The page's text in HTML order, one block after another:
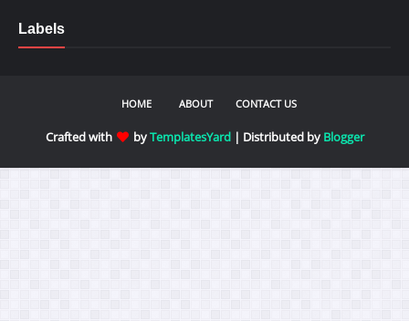
Labels
HOME ABOUT CONTACT US
Crafted with byTemplatesYard| Distributed by Blogger